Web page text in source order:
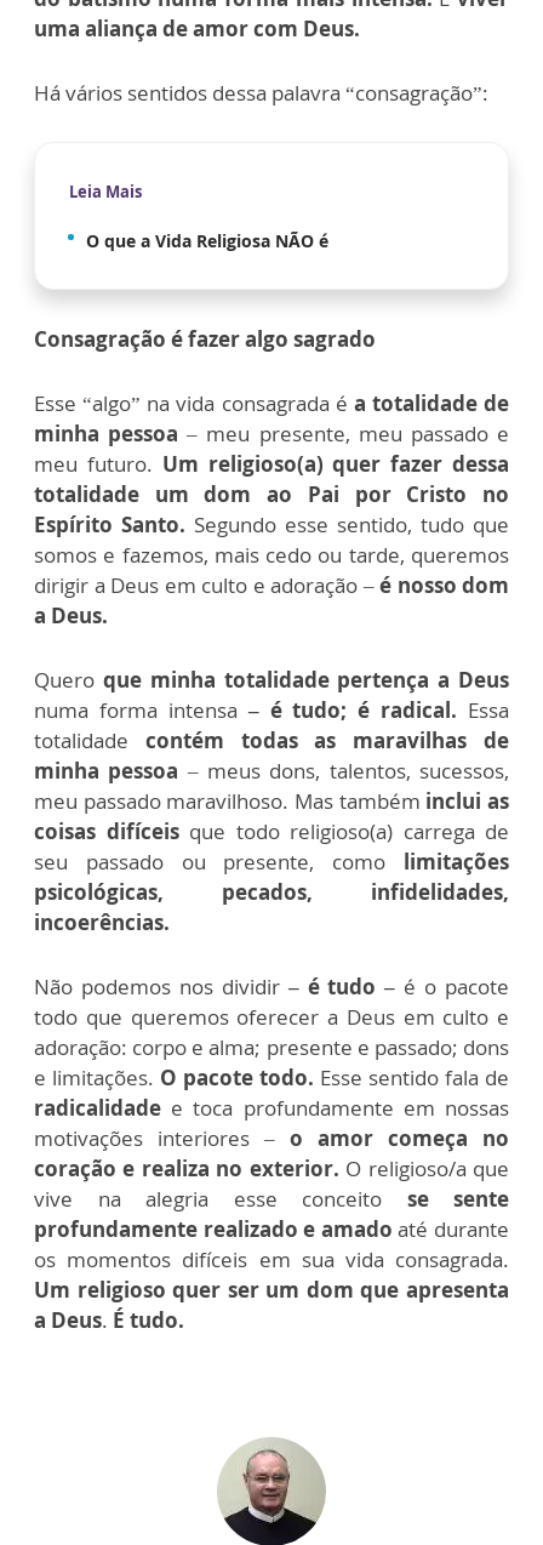
uma aliança de amor com Deus.
Há vários sentidos dessa palavra “consagração”:
Leia Mais
O que a Vida Religiosa NÃO é
Consagração é fazer algo sagrado
Esse “algo” na vida consagrada é a totalidade de
minha pessoa – meu presente, meu passado e
meu futuro. Um religioso(a) quer fazer dessa
totalidade um dom ao Pai por Cristo no
Espírito Santo. Segundo esse sentido, tudo que
somos e fazemos, mais cedo ou tarde, queremos
dirigir a Deus em culto e adoração –é nosso dom
a Deus.
Quero que minha totalidade pertença a Deus
numa forma intensa – é tudo; é radical. Essa
totalidade contém todas as maravilhas de
minha pessoa – meus dons, talentos, sucessos,
meu passado maravilhoso. Mas também inclui as
coisas difíceisque todo religioso(a) carrega de
seu passado ou presente, como limitações
psicológicas, pecados, infidelidades,
incoerências.
Não podemos nos dividir– é tudo – é o pacote
todo que queremos oferecer a Deus em culto e
adoração: corpo e alma; presente e passado; dons
e limitações. O pacote todo. Esse sentido fala de
radicalidade e toca profundamente em nossas
motivações interiores – o amor começa no
coração e realiza no exterior. O religioso/a que
vive na alegria esse conceito se sente
profundamente realizado e amado até durante
os momentos difíceis em sua vida consagrada.
Um religioso quer ser um dom que apresenta
a Deus. É tudo.